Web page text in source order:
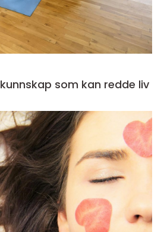
Førstehjelpskurs kunnskap som kan redde liv